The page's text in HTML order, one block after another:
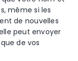
même si les
de nouvelles
peut envoyer
de vos